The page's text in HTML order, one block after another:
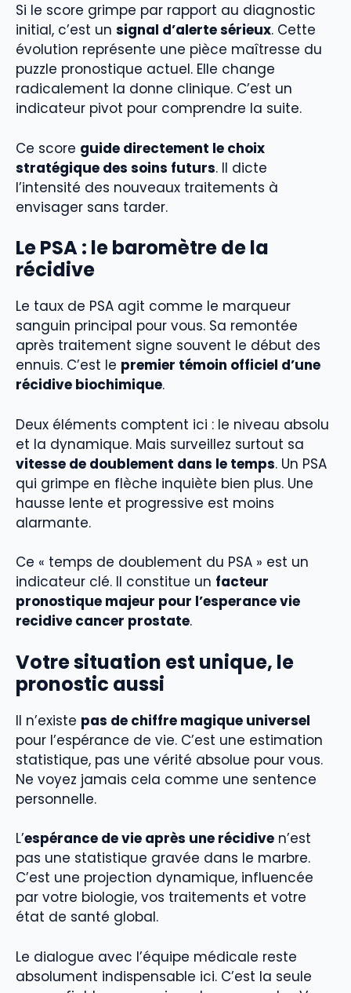
Si le score grimpe par rapport au diagnostic
initial, c’est un signal d’alerte sérieux. Cette
évolution représente une pièce maîtresse du
puzzle pronostique actuel. Elle change
radicalement la donne clinique. C’est un
indicateur pivot pour comprendre la suite.
Ce score guide directement le choix
stratégique des soins futurs. Il dicte
l’intensité des nouveaux traitements à
envisager sans tarder.
Le PSA : le baromètre de la
récidive
Le taux de PSA agit comme le marqueur
sanguin principal pour vous. Sa remontée
après traitement signe souvent le début des
ennuis. C’est le premier témoin officiel d’une
récidive biochimique.
Deux éléments comptent ici : le niveau absolu
et la dynamique. Mais surveillez surtout sa
vitesse de doublement dans le temps. Un PSA
qui grimpe en flèche inquiète bien plus. Une
hausse lente et progressive est moins
alarmante.
Ce « temps de doublement du PSA » est un
indicateur clé. Il constitue un facteur
pronostique majeur pour l’esperance vie
recidive cancer prostate.
Votre situation est unique, le
pronostic aussi
Il n’existe pas de chiffre magique universel
pour l’espérance de vie. C’est une estimation
statistique, pas une vérité absolue pour vous.
Ne voyez jamais cela comme une sentence
personnelle.
L’espérance de vie après une récidive n’est
pas une statistique gravée dans le marbre.
C’est une projection dynamique, influencée
par votre biologie, vos traitements et votre
état de santé global.
Le dialogue avec l’équipe médicale reste
absolument indispensable ici. C’est la seule